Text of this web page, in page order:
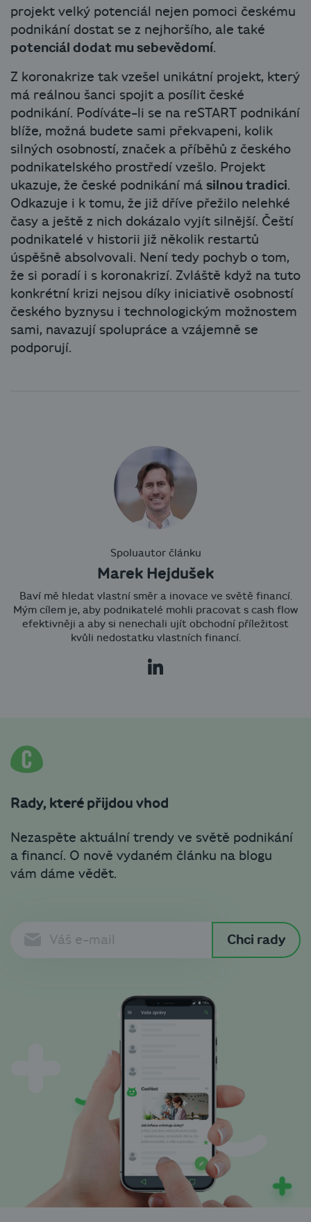
projekt velký potenciál nejen pomoci českému
podnikání dostat se z nejhoršího, ale také
potenciál dodat mu sebevědomí.
Z koronakrize tak vzešel unikátní projekt, který
má reálnou šanci spojit a posílit české
podnikání. Podíváte-li se na reSTART podnikání
blíže, možná budete sami překvapeni, kolik
silných osobností, značek a příběhů z českého
podnikatelského prostředí vzešlo. Projekt
ukazuje, že české podnikání má silnou tradici.
Odkazuje i k tomu, že již dříve přežilo nelehké
časy a ještě z nich dokázalo vyjít silnější. Čeští
podnikatelé v historii již několik restartů
úspěšně absolvovali. Není tedy pochyb o tom,
že si poradí i s koronakrizí. Zvláště když na tuto
konkrétní krizi nejsou díky iniciativě osobností
českého byznysu i technologickým možnostem
sami, navazují spolupráce a vzájemně se
podporují.
Spoluautor článku
Marek Hejdušek
Baví mě hledat vlastní směr a inovace ve světě financí.
Mým cílem je, aby podnikatelé mohli pracovat s cash flow
efektivněji a aby si nenechali ujít obchodní příležitost
kvůli nedostatku vlastních financí.
Rady, které přijdou vhod
Nezaspěte aktuální trendy ve světě podnikání
a financí. O nově vydaném článku na blogu
vám dáme vědět.
Chci rady